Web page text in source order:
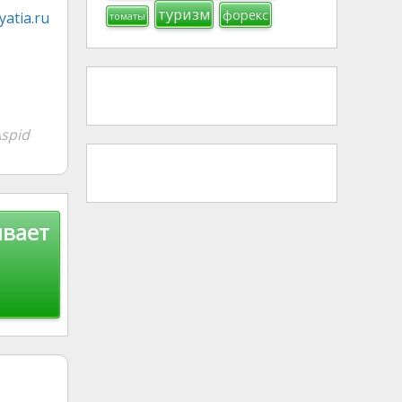
томаты туризм форекс